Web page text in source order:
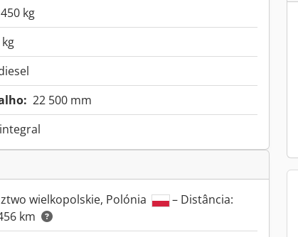
450 kg
22 500 mm
wielkopolskie, Polónia
– Distância:
km